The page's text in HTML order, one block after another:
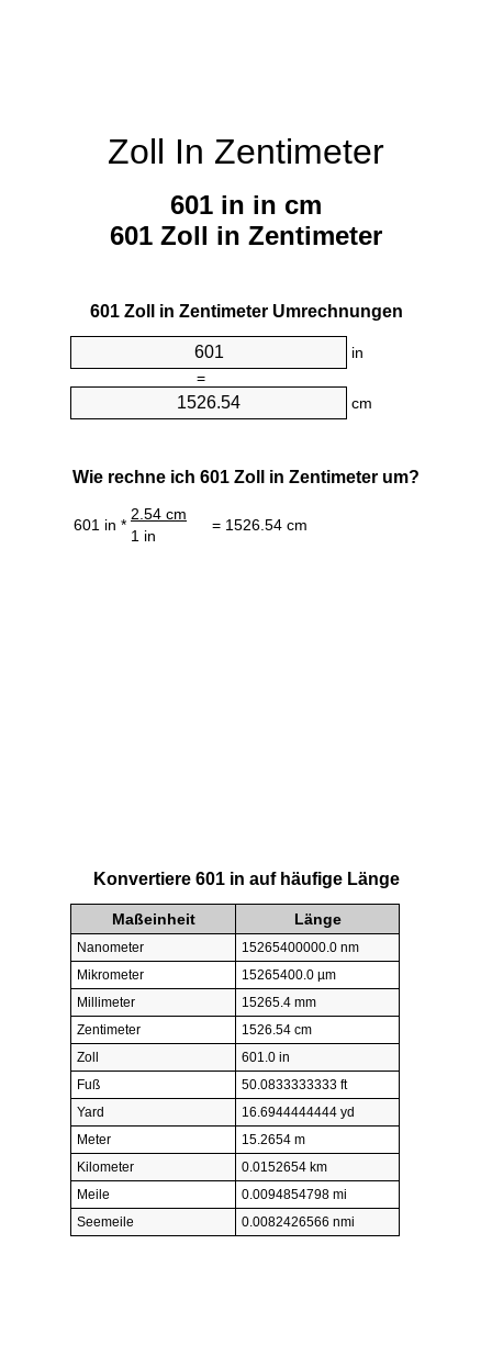
Zoll In Zentimeter
601 in in cm
601 Zoll in Zentimeter
601 Zoll in Zentimeter Umrechnungen
in
=
cm
Wie rechne ich 601 Zoll in Zentimeter um?
601 in *
2.54 cm
= 1526.54 cm
1 in
Konvertiere 601 in auf häufige Länge
Maßeinheit Länge
Nanometer
15265400000.0 nm
Mikrometer
15265400.0 µm
Millimeter
15265.4 mm
Zentimeter
1526.54 cm
Zoll
601.0 in
Fuß
50.0833333333 ft
Yard
16.6944444444 yd
Meter
15.2654 m
Kilometer
0.0152654 km
Meile
0.0094854798 mi
Seemeile
0.0082426566 nmi